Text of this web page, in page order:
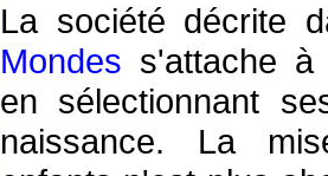
La société décrite
Mondes s'attache à
en sélectionnant
naissance. La